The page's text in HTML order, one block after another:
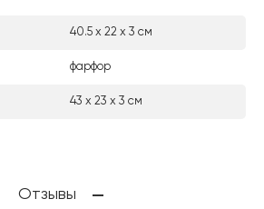
40.5 х 22 х 3 см
фарфор
43 х 23 х 3 см
Отзывы